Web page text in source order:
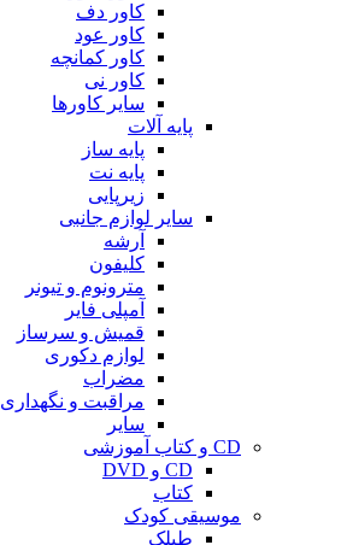
کاور دف
کاور عود
کاور کمانچه
کاور نی
سایر کاورها
پایه آلات
پایه ساز
پایه نت
زیرپایی
سایر لوازم جانبی
آرشه
کلیفون
مترونوم و تیونر
آمپلی فایر
قمیش و سرساز
لوازم دکوری
مضراب
مراقبت و نگهداری
سایر
CD و کتاب آموزشی
CD و DVD
کتاب
موسیقی کودک
طبلک